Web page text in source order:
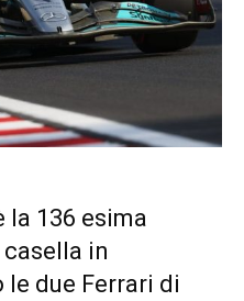
la 136 esima
in
due Ferrari di